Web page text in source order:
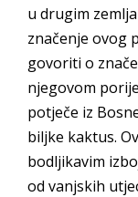
u drugim
značenje ovog
govoriti o
njegovom
potječe iz
biljke kaktus.
bodljikavim
od vanjskih